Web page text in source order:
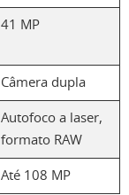
41 MP
Câmera dupla
Autofoco a laser,
formato RAW
Até 108 MP